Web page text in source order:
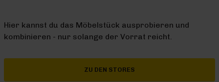
Hier kannst du das Möbelstück ausprobieren und
kombinieren - nur solange der Vorrat reicht.
ZU DEN STORES